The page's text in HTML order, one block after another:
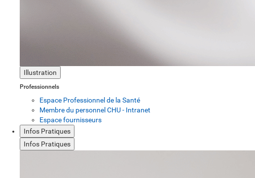
Illustration
Professionnels
Espace Professionnel de la Santé
Membre du personnel CHU - Intranet
Espace fournisseurs
Infos Pratiques
Infos Pratiques